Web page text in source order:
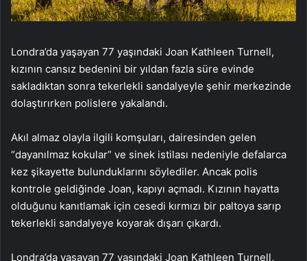
Londra’da yaşayan 77 yaşındaki Joan Kathleen Turnell,
kızının cansız bedenini bir yıldan fazla süre evinde
sakladıktan sonra tekerlekli sandalyeyle şehir merkezinde
dolaştırırken polislere yakalandı.
Akıl almaz olayla ilgili komşuları, dairesinden gelen
“dayanılmaz kokular” ve sinek istilası nedeniyle defalarca
kez şikayette bulunduklarını söylediler. Ancak polis
kontrole geldiğinde Joan, kapıyı açmadı. Kızının hayatta
olduğunu kanıtlamak için cesedi kırmızı bir paltoya sarıp
tekerlekli sandalyeye koyarak dışarı çıkardı.
Londra’da yaşayan 77 yaşındaki Joan Kathleen Turnell,